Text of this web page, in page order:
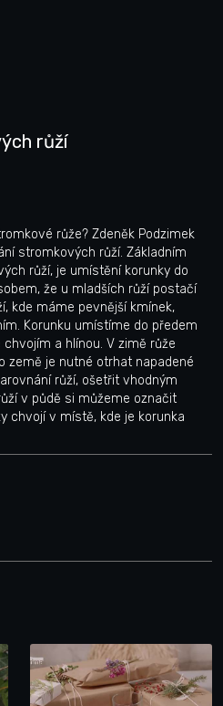
růží
růže? Zdeněk Podzimek
stromkových růží. Základním
růží, je umístění korunky do
že u mladších růží postačí
kde máme pevnější kmínek,
Korunku umístíme do předem
a hlínou. V zimě růže
země je nutné otrhat napadené
růží, ošetřit vhodným
v půdě si můžeme označit
chvojí v místě, kde je korunka